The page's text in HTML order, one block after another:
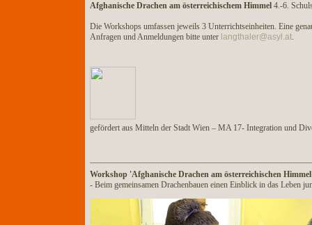
Afghanische Drachen am österreichischem Himmel4.-6.
Die Workshops umfassen jeweils 3 Unterrichtseinheiten. Eine
Anfragen und Anmeldungen bitte unterlangthaler@asyl.at.
gefördert aus Mitteln der Stadt Wien – MA 17- Integration und
Workshop 'Afghanische Drachen am österreichischen
- Beim gemeinsamen Drachenbauen einen Einblick in das Leben